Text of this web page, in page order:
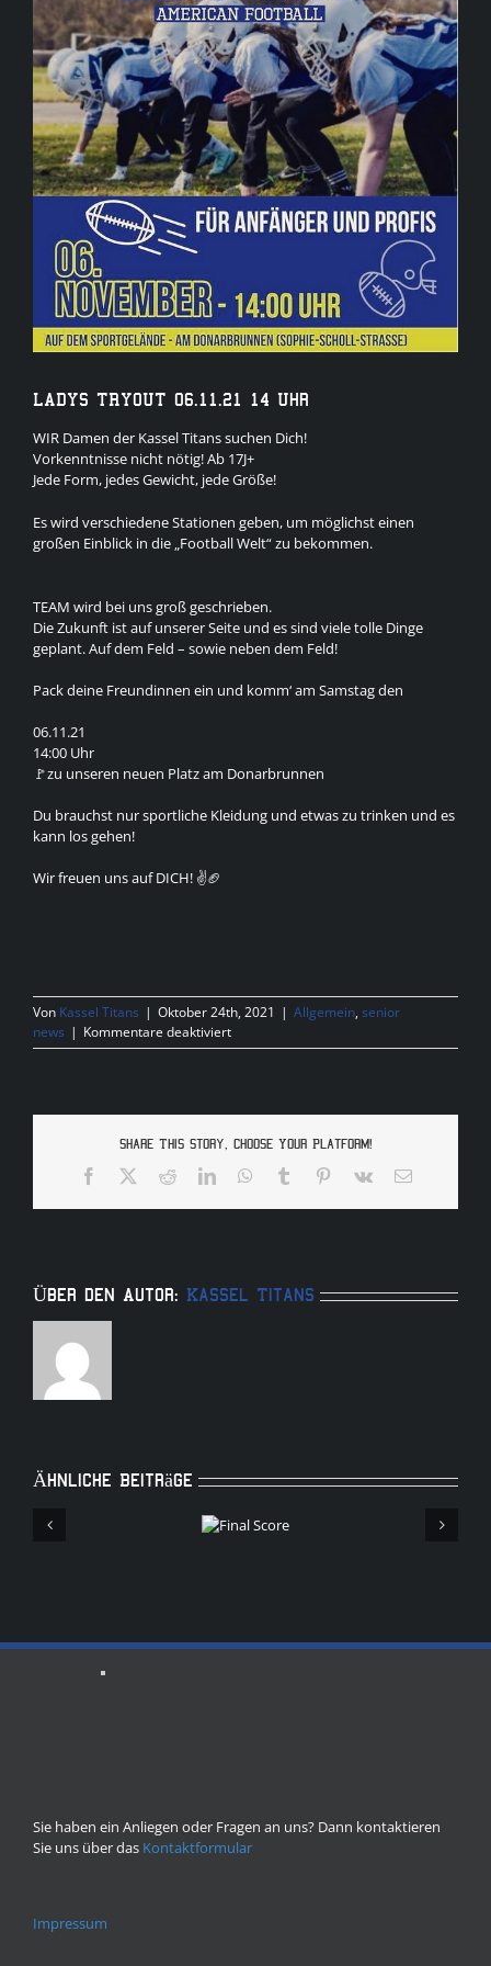
Bild
LADYS TRYOUT 06.11.21 14 Uhr
WIR Damen der Kassel Titans suchen Dich!
Vorkenntnisse nicht nötig! Ab 17J+
Jede Form, jedes Gewicht, jede Größe!
Es wird verschiedene Stationen geben, um möglichst einen
großen Einblick in die „Football Welt“ zu bekommen.
TEAM wird bei uns groß geschrieben.
Die Zukunft ist auf unserer Seite und es sind viele tolle Dinge
geplant. Auf dem Feld – sowie neben dem Feld!
Pack deine Freundinnen ein und komm‘ am Samstag den
06.11.21
14:00 Uhr
🚩zu unseren neuen Platz am Donarbrunnen
Du brauchst nur sportliche Kleidung und etwas zu trinken und es
kann los gehen!
Wir freuen uns auf DICH! ✌🏈
Von Kassel Titans | Oktober 24th, 2021 | Allgemein, senior
news | Kommentare deaktiviertfür
LADYS
Share This Story, Choose Your Platform!
Facebook RedditLinkedInWhatsApp
Tumblr Pinterest
Vk
E-
Über den Autor: Kassel Titans
Ähnliche Beiträge
Sie haben ein Anliegen oder Fragen an uns? Dann kontaktieren
Sie uns über das Kontaktformular
Impressum